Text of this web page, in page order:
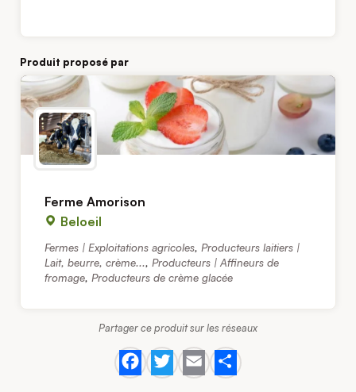
Produit proposé par
Ferme Amorison
Beloeil
Fermes | Exploitations agricoles, Producteurs laitiers |
Lait, beurre, crème..., Producteurs | Affineurs de
fromage, Producteurs de crème glacée
Partager ce produit sur les réseaux
Facebook
Twitter
EmailShare